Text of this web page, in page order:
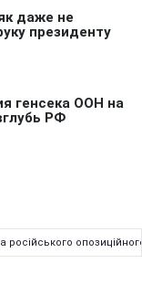
російського